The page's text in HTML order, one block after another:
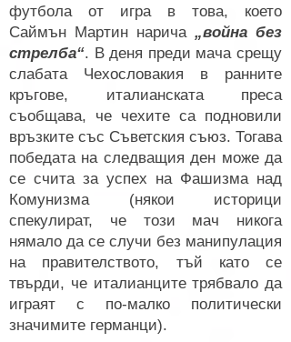
футбола от игра в това, което
Саймън Мартин нарича „война без
стрелба“. В деня преди мача срещу
слабата Чехословакия в ранните
кръгове, италианската преса
съобщава, че чехите са подновили
връзките със Съветския съюз. Тогава
победата на следващия ден може да
се счита за успех на Фашизма над
Комунизма (някои историци
спекулират, че този мач никога
нямало да се случи без манипулация
на правителството, тъй като се
твърди, че италианците трябвало да
играят с по-малко политически
значимите германци).